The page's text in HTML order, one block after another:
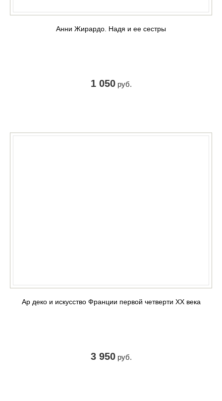
Анни Жирардо. Надя и ее сестры
1 050руб.
Ар деко и искусство Франции первой четверти XX века
3 950руб.